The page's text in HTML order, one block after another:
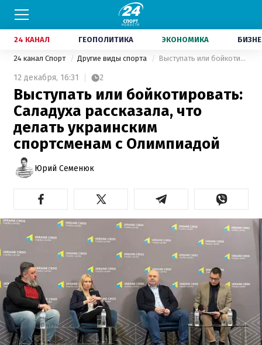
24 КАНАЛ ГЕОПОЛИТИКА ЭКОНОМИКА
24 канал Спорт Другие виды спорта Выступать или бойкотировать: Саладуха рассказала, что делать украинским спортсменам с Олимпиадой
12 декабря, 16:31 2
Выступать или бойкотировать:
Саладуха рассказала, что
делать украинским
спортсменам с Олимпиадой
Юрий Семенюк